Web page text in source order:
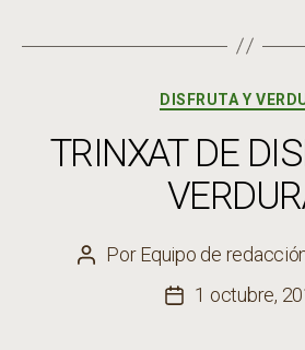
DISFRUTA Y
TRINXAT DE
Autor
PorEquipo de
Fecha
1 octubre,